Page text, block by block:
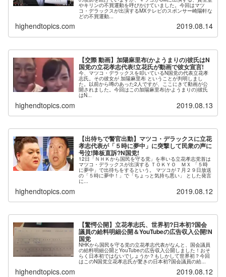
やキリンの不買運動を呼びかけていました。今回はマツ
コ・デラックスが出演するMXテレビのスポンサー崎陽軒な
どの不買運動...
highendtopics.com 2019.08.14
【交際 動画】加陽麻里布(かようまりの)彼氏はN
国党の立花孝志代表!立花氏が動画で彼女宣言!
今、マツコ・デラックスを叩いているN国党の代表立花孝
志氏。その彼女が 加陽麻里布 ということが判明しまし
た。以前から噂のあった2人ですが、ここにきて動画が公
開されました。今回はこの加陽麻里布(かようまりの)彼氏
はN...
highendtopics.com 2019.08.13
【出待ちで警官出動】マツコ・デラックスに立花
孝志代表が「５時に夢中」に突撃して民衆の声に
号泣!降板直訴?N国党!
12日「ＮＨＫから国民を守る党」を率いる立花孝志党首は
マツコ・デラックスが出演する ＴＯＫＹＯ ＭＸ 「５時
に夢中」で出待ちをするという。 マツコが７月２９日放送
の「５時に夢中！」で「ちょっと気持ち悪い」 とした発言
に...
highendtopics.com 2019.08.12
【驚愕公開】立花孝志氏、世界初?日本初?国会
議員の給料明細公開＆YouTubeの広告収入公開!N
国党
NHKから国民を守る党の立花孝志代表がなんと、国会議員
の給料明細公開とYouTubeの広告収入公開しました！おそ
らく日本初ではないでしょうか？もしかして世界初？今回
はこのN国党立花孝志氏が驚きの日本初?国会議員の給...
highendtopics.com 2019.08.12